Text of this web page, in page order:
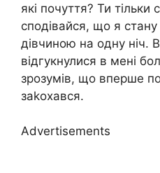
які почуття? Ти
сподівайся, що я
дівчиною на одну ніч.
відгукнулися в мені
зрозумів, що вперше
заkохався.
Advertisements